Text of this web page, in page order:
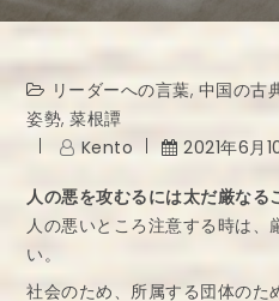
リーダーへの言葉, 中国の古
姿勢,菜根譚
Kento
2021年6月
人の悪を攻むるには太だ厳なる
人の悪いところ注意する時は、
い。
社会のため、所属する団体のた